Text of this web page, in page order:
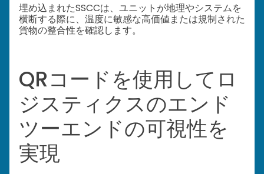
埋め込まれたSSCCは、ユニットが地理やシステムを
横断する際に、温度に敏感な高価値または規制された
貨物の整合性を確認します。
QRコードを使用してロ
ジスティクスのエンド
ツーエンドの可視性を
実現